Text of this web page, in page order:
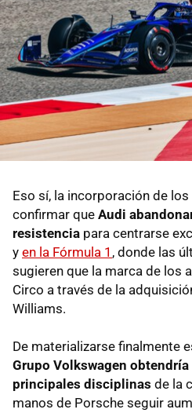
Eso sí, la incorporación de
confirmar que Audi
resistencia para centrarse
y en la Fórmula 1 , donde las
sugieren que la marca de los
Circo a través de la
Williams.
De materializarse finalmente
Grupo Volkswagen
principales disciplinas de la
manos de Porsche seguir